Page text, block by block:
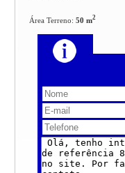
Área Terreno:50 m2